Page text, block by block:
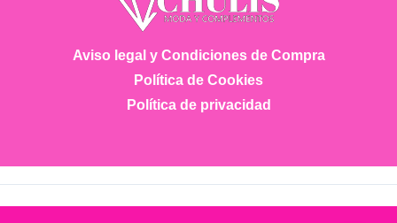
Aviso legal y Condiciones de Compra
Política de Cookies
Política de privacidad